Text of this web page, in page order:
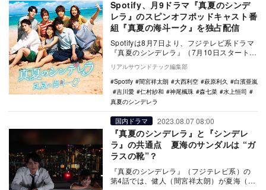
Spotify、月9ドラマ『真夏のシンデ
レラ』のスピンオフポッドキャスト番
組『真夏の海斗ーク』を独占配信
Spotifyは8月7日より、フジテレビ系ドラマ
『真夏のシンデレラ』（7月10日スタート）
の制作陣が手掛ける同ドラマの公式スピ
ン…
リアルサウンドテック編集部
Spotify
間宮祥太朗 大西利空 萩原利久
白濱亜嵐
吉川愛
仁村紗和 神尾楓珠 森七菜
水上恒司
真夏のシンデレラ
国内ドラマ 2023.08.07 08:00
『真夏のシンデレラ』と『シンデレ
ラ』の共通点 夏海のサンダルは “ガ
ラスの靴”？
『真夏のシンデレラ』（フジテレビ系）の
第4話では、健人（間宮祥太朗）が夏海（森